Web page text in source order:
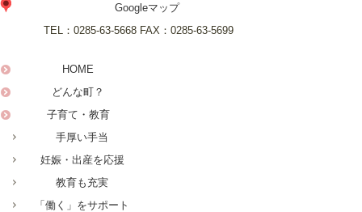
Googleマップ
TEL： 0285-63-5668 FAX： 0285-63-5699
HOME
どんな町？
子育て・教育
手厚い手当
妊娠・出産を応援
教育も充実
「働く」をサポート